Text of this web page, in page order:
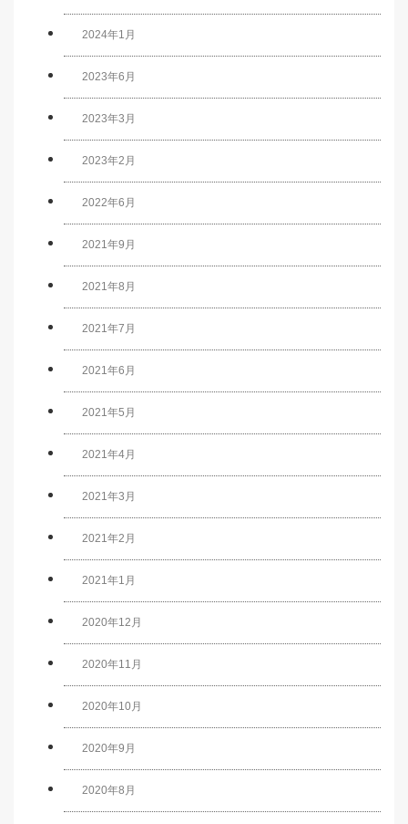
2024年1月
2023年6月
2023年3月
2023年2月
2022年6月
2021年9月
2021年8月
2021年7月
2021年6月
2021年5月
2021年4月
2021年3月
2021年2月
2021年1月
2020年12月
2020年11月
2020年10月
2020年9月
2020年8月